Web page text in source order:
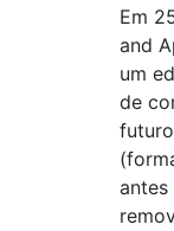
Em
and
um
de
antes